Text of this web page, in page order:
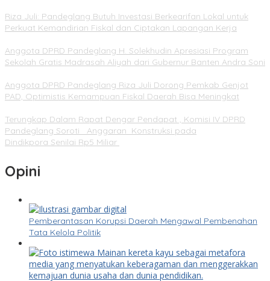
Riza Juli: Pandeglang Butuh Investasi Berkearifan Lokal untuk
Perkuat Kemandirian Fiskal dan Ciptakan Lapangan Kerja
Anggota DPRD Pandeglang H. Solekhudin Apresiasi Program
Sekolah Gratis Madrasah Aliyah dari Gubernur Banten Andra Soni
Anggota DPRD Pandeglang Riza Juli Dorong Pemkab Genjot
PAD, Optimistis Kemampuan Fiskal Daerah Bisa Meningkat
Terungkap Dalam Rapat Dengar Pendapat , Komisi IV DPRD
Pandeglang Soroti Anggaran Konstruksi pada
Dindikpora Senilai Rp5 Miliar
Opini
Pemberantasan Korupsi Daerah Mengawal Pembenahan
Tata Kelola Politik